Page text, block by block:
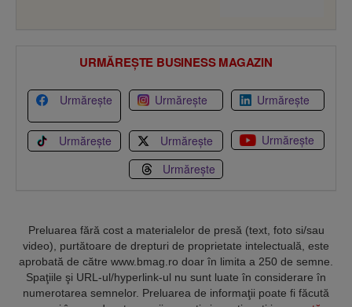
URMĂREȘTE BUSINESS MAGAZIN
Urmărește Urmărește Urmărește
Urmărește Urmărește
Urmărește
Urmărește
Preluarea fără cost a materialelor de presă (text, foto si/sau
video), purtătoare de drepturi de proprietate intelectuală, este
aprobată de către www.bmag.ro doar în limita a 250 de semne.
Spaţiile şi URL-ul/hyperlink-ul nu sunt luate în considerare în
numerotarea semnelor. Preluarea de informaţii poate fi făcută